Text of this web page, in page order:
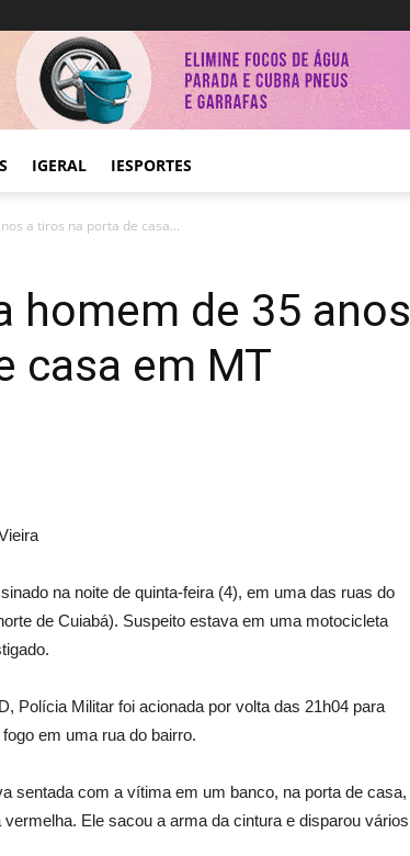
IGERAL IESPORTES
a tiros na porta de casa...
de 35 anos
casa em MT
na noite de quinta-feira (4), em uma das ruas do
de Cuiabá). Suspeito estava em uma motocicleta
Polícia Militar foi acionada por volta das 21h04 para
em uma rua do bairro.
sentada com a vítima em um banco, na porta de casa,
Ele sacou a arma da cintura e disparou vários